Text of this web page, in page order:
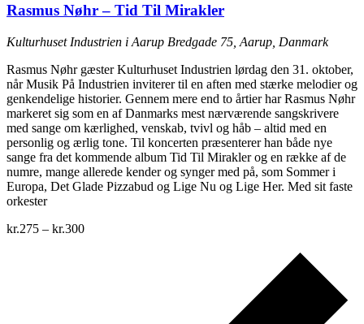
Rasmus Nøhr – Tid Til Mirakler
Kulturhuset Industrien i Aarup Bredgade 75, Aarup, Danmark
Rasmus Nøhr gæster Kulturhuset Industrien lørdag den 31. oktober,
når Musik På Industrien inviterer til en aften med stærke melodier og
genkendelige historier. Gennem mere end to årtier har Rasmus Nøhr
markeret sig som en af Danmarks mest nærværende sangskrivere
med sange om kærlighed, venskab, tvivl og håb – altid med en
personlig og ærlig tone. Til koncerten præsenterer han både nye
sange fra det kommende album Tid Til Mirakler og en række af de
numre, mange allerede kender og synger med på, som Sommer i
Europa, Det Glade Pizzabud og Lige Nu og Lige Her. Med sit faste
orkester
kr.275 – kr.300